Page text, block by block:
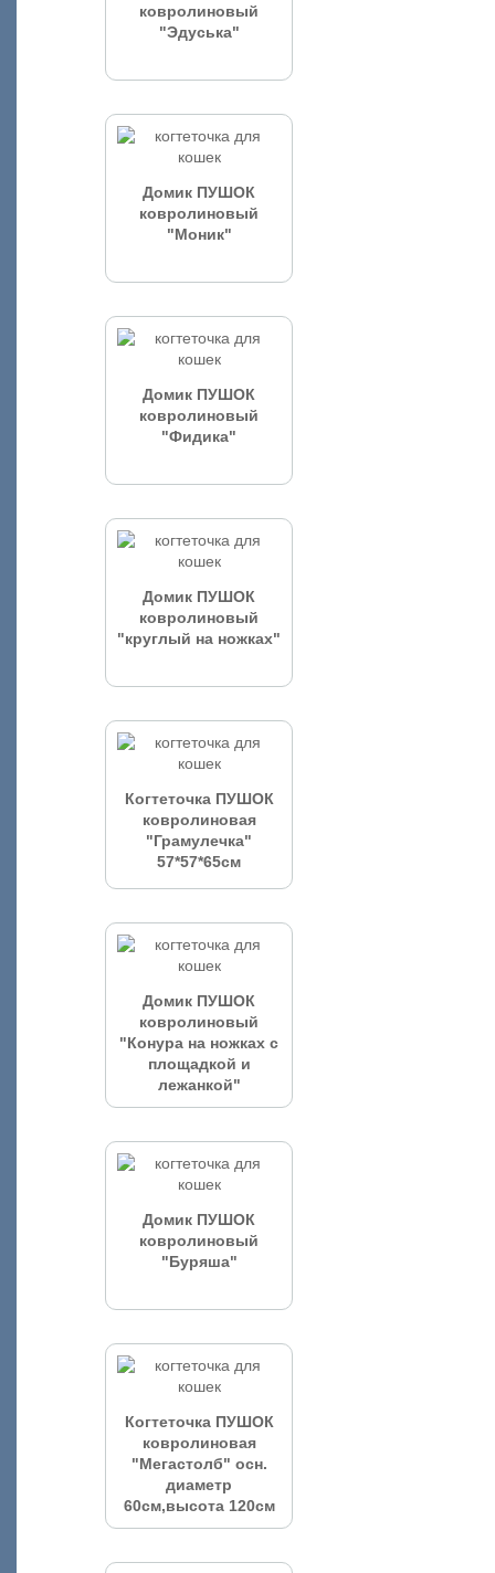
ковролиновый
"Эдуська"
Домик ПУШОК
ковролиновый
"Моник"
Домик ПУШОК
ковролиновый
"Фидика"
Домик ПУШОК
ковролиновый
"круглый на ножках"
Когтеточка ПУШОК
ковролиновая
"Грамулечка"
57*57*65см
Домик ПУШОК
ковролиновый
"Конура на ножках с
площадкой и
лежанкой"
Домик ПУШОК
ковролиновый
"Буряша"
Когтеточка ПУШОК
ковролиновая
"Мегастолб" осн.
диаметр
60см,высота 120см